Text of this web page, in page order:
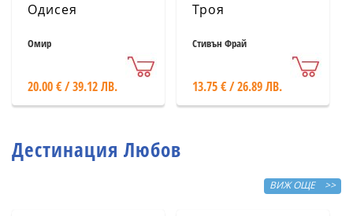
Одисея
Омир
20.00 € / 39.12 ЛВ.
Троя
Стивън Фрай
13.75 € / 26.89 ЛВ.
Дестинация Любов
ВИЖ ОЩЕ >>